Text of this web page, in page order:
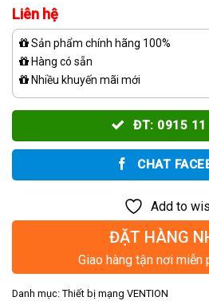
Liên hệ
Sản phẩm chính hãng 100%
Hàng có sẵn
Nhiều khuyến mãi mới
ĐT: 0915 11
CHAT
Add to
ĐẶT HÀNG
Giao hàng tận nơi miễn
Danh mục: Thiết bị mạng VENTION